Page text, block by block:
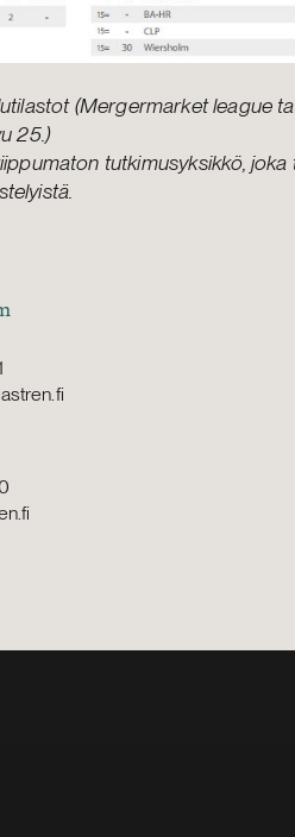
(Mergermarket league
25.)
tutkimusyksikkö, joka